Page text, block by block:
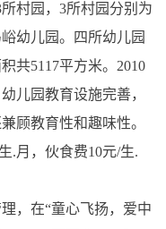
村园，3所村园分别为
幼儿园。四所幼儿园
共5117平方米。2010
儿园教育设施完善，
顾教育性和趣味性。
.月，伙食费10元/生.
，在“童心飞扬，爱中